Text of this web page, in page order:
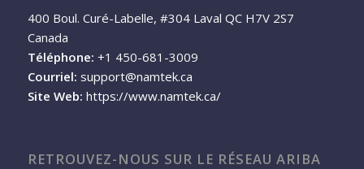
400 Boul. Curé-Labelle, #304 Laval QC H7V 2S7
Canada
Téléphone: +1 450-681-3009
Courriel: support@namtek.ca
Site Web: https://www.namtek.ca/
RETROUVEZ-NOUS SUR LE RÉSEAU ARIBA